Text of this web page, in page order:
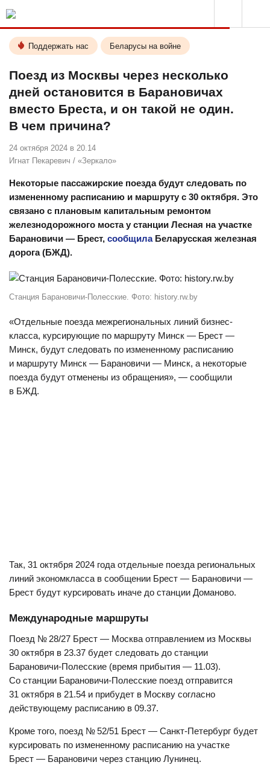
Поддержать нас Беларусы на войне
Поезд из Москвы через несколько
дней остановится в Барановичах
вместо Бреста, и он такой не один.
В чем причина?
24 октября 2024 в 20.14
Игнат Пекаревич / «Зеркало»
Некоторые пассажирские поезда будут следовать по
измененному расписанию и маршруту с 30 октября. Это
связано с плановым капитальным ремонтом
железнодорожного моста у станции Лесная на участке
Барановичи — Брест, сообщилаБеларусская железная
дорога (БЖД).
Станция Барановичи-Полесские. Фото: history.rw.by
«Отдельные поезда межрегиональных линий бизнес-
класса, курсирующие по маршруту Минск — Брест —
Минск, будут следовать по измененному расписанию
и маршруту Минск — Барановичи — Минск, а некоторые
поезда будут отменены из обращения», — сообщили
в БЖД.
Так, 31 октября 2024 года отдельные поезда региональных
линий экономкласса в сообщении Брест — Барановичи —
Брест будут курсировать иначе до станции Доманово.
Международные маршруты
Поезд № 28/27 Брест — Москва отправлением из Москвы
30 октября в 23.37 будет следовать до станции
Барановичи-Полесские (время прибытия — 11.03).
Со станции Барановичи-Полесские поезд отправится
31 октября в 21.54 и прибудет в Москву согласно
действующему расписанию в 09.37.
Кроме того, поезд № 52/51 Брест — Санкт-Петербург будет
курсировать по измененному расписанию на участке
Брест — Барановичи через станцию Лунинец.